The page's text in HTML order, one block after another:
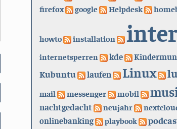
firefox google Helpdesk
howto installation
internetsperren kde
Kubuntu
laufen Linux
mail messenger mobil
nachtgedacht neujahr
onlinebanking playbook